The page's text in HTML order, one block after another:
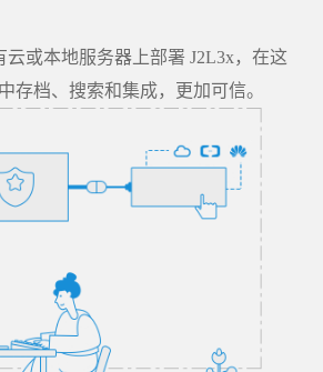
或本地服务器上部署 J2L3x，在这
存档、搜索和集成，更加可信。